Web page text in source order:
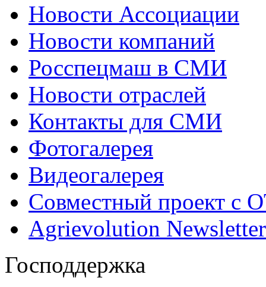
Новости Ассоциации
Новости компаний
Росспецмаш в СМИ
Новости отраслей
Контакты для СМИ
Фотогалерея
Видеогалерея
Совместный проект с
Agrievolution Newsletter
Господдержка